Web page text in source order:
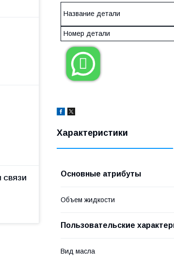
Название детали
Номер детали

Характеристики
Основные атрибуты
Объем жидкости
Пользовательские
Вид масла